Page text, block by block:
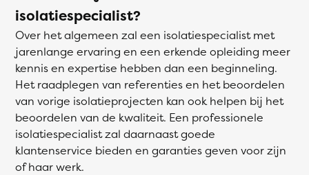
isolatiespecialist?
Over het algemeen zal een isolatiespecialist met
jarenlange ervaring en een erkende opleiding meer
kennis en expertise hebben dan een beginneling.
Het raadplegen van referenties en het beoordelen
van vorige isolatieprojecten kan ook helpen bij het
beoordelen van de kwaliteit. Een professionele
isolatiespecialist zal daarnaast goede
klantenservice bieden en garanties geven voor zijn
of haar werk.